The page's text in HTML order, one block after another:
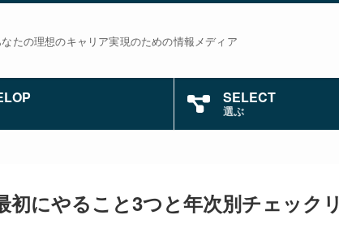
なたの理想のキャリア実現のための情報メディア
SELECT
選ぶ
にやること3つと年次別チェックリ